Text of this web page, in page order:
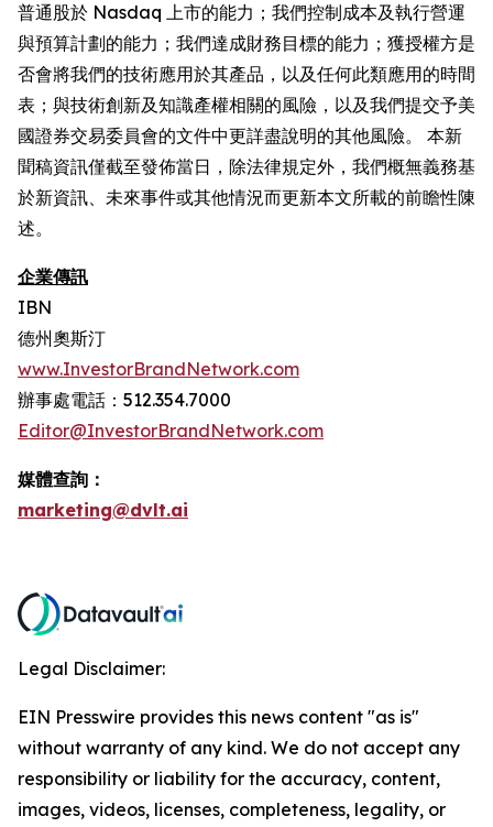
普通股於 Nasdaq 上市的能力；我們控制成本及執行營運
與預算計劃的能力；我們達成財務目標的能力；獲授權方是
否會將我們的技術應用於其產品，以及任何此類應用的時間
表；與技術創新及知識產權相關的風險，以及我們提交予美
國證券交易委員會的文件中更詳盡說明的其他風險。 本新
聞稿資訊僅截至發佈當日，除法律規定外，我們概無義務基
於新資訊、未來事件或其他情況而更新本文所載的前瞻性陳
述。
企業傳訊
IBN
德州奧斯汀
www.InvestorBrandNetwork.com
辦事處電話：512.354.7000
Editor@InvestorBrandNetwork.com
媒體查詢：
marketing@dvlt.ai
Legal Disclaimer:
EIN Presswire provides this news content "as is"
without warranty of any kind. We do not accept any
responsibility or liability for the accuracy, content,
images, videos, licenses, completeness, legality, or